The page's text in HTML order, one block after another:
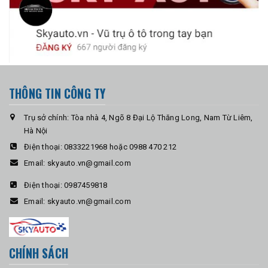
THÔNG TIN CÔNG TY
Trụ sở chính: Tòa nhà 4, Ngõ 8 Đại Lộ Thăng Long, Nam Từ Liêm,
Hà Nội
Điện thoại: 0833221968 hoặc 0988 470 212
Email: skyauto.vn@gmail.com
Điện thoại: 0987459818
Email: skyauto.vn@gmail.com
CHÍNH SÁCH